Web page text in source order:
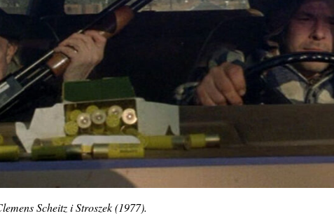
Scheitz i Stroszek (1977).